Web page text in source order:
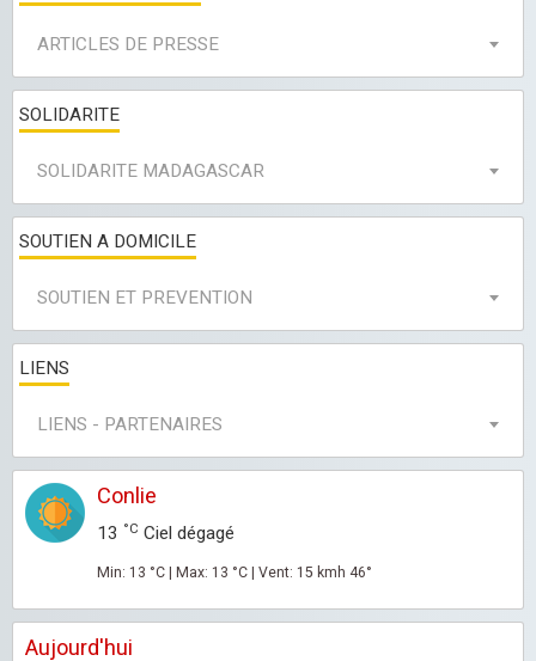
ARTICLES DE PRESSE
SOLIDARITE
SOLIDARITE MADAGASCAR
SOUTIEN A DOMICILE
SOUTIEN ET PREVENTION
LIENS
LIENS - PARTENAIRES
Conlie
13 °C Ciel dégagé
Min: 13 °C | Max: 13 °C | Vent: 15 kmh 46°
Aujourd'hui